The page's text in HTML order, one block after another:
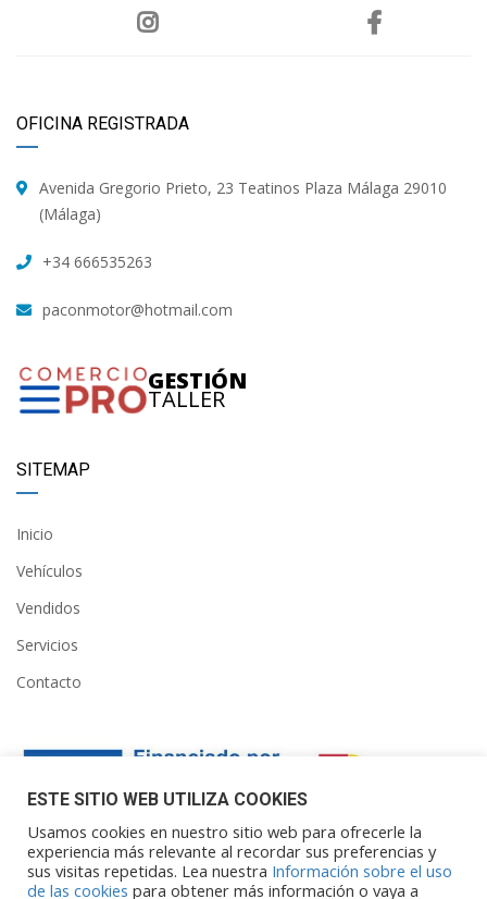
OFICINA REGISTRADA
Avenida Gregorio Prieto, 23 Teatinos Plaza Málaga 29010
(Málaga)
+34 666535263
paconmotor@hotmail.com
GESTIÓN
TALLER
SITEMAP
Inicio
Vehículos
Vendidos
Servicios
Contacto
Financiado por la Unión Europea – NextGenerationEU. Sin
ESTE SITIO WEB UTILIZA COOKIES
Usamos cookies en nuestro sitio web para ofrecerle la
experiencia más relevante al recordar sus preferencias y
sus visitas repetidas. Lea nuestra Información sobre el uso
de las cookies para obtener más información o vaya a